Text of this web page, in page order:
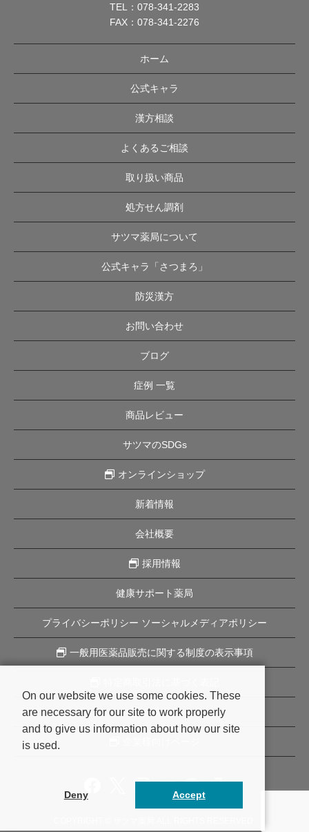
TEL： 078-341-2283
FAX：078-341-2276
ホーム
公式キャラ
漢方相談
よくあるご相談
取り扱い商品
処方せん調剤
サツマ薬局について
公式キャラ「さつまろ」
防災漢方
お問い合わせ
ブログ
症例 一覧
商品レビュー
サツマのSDGs
オンラインショップ
新着情報
会社概要
採用情報
健康サポート薬局
プライバシーポリシー ソーシャルメディアポリシー
一般用医薬品販売に関する制度の表示事項
企業理念
On our website we use some cookies. These
are necessary for our site to work properly
and to give us information about how our site
is used.
Deny Accept